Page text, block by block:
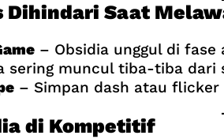
Dihindari Saat
– Obsidia unggul di fase
sering muncul tiba-tiba dari
– Simpan dash atau flicker
di Kompetitif